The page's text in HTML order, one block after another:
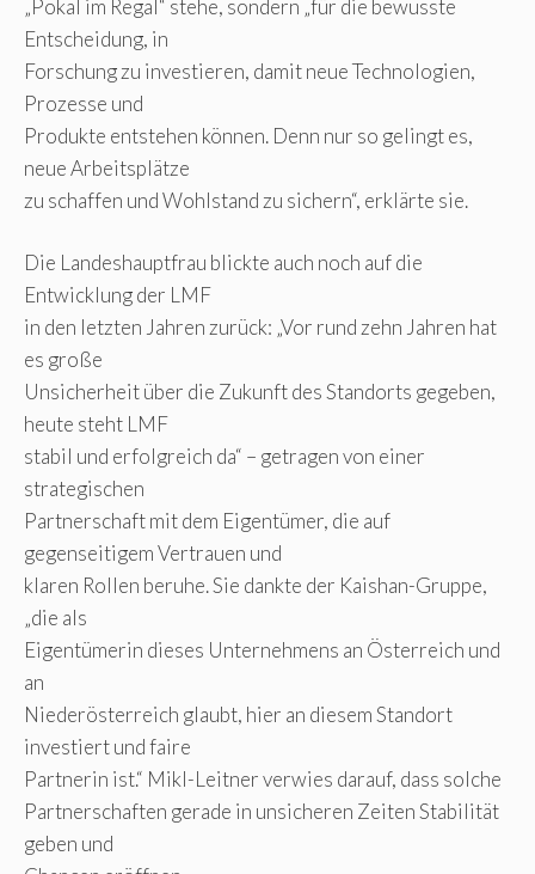
„Pokal im Regal“ stehe, sondern „für die bewusste
Entscheidung, in
Forschung zu investieren, damit neue Technologien,
Prozesse und
Produkte entstehen können. Denn nur so gelingt es,
neue Arbeitsplätze
zu schaffen und Wohlstand zu sichern“, erklärte sie.
Die Landeshauptfrau blickte auch noch auf die
Entwicklung der LMF
in den letzten Jahren zurück: „Vor rund zehn Jahren hat
es große
Unsicherheit über die Zukunft des Standorts gegeben,
heute steht LMF
stabil und erfolgreich da“ – getragen von einer
strategischen
Partnerschaft mit dem Eigentümer, die auf
gegenseitigem Vertrauen und
klaren Rollen beruhe. Sie dankte der Kaishan-Gruppe,
„die als
Eigentümerin dieses Unternehmens an Österreich und
an
Niederösterreich glaubt, hier an diesem Standort
investiert und faire
Partnerin ist.“ Mikl-Leitner verwies darauf, dass solche
Partnerschaften gerade in unsicheren Zeiten Stabilität
geben und